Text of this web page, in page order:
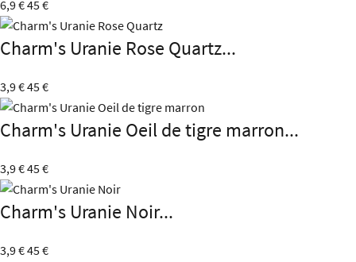
6,9 €45 €
Charm's Uranie Rose Quartz...
3,9 €45 €
Charm's Uranie Oeil de tigre marron...
3,9 €45 €
Charm's Uranie Noir...
3,9 €45 €